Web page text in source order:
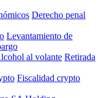
Derecho penal
Levantamiento de
al volante Retirada
Fiscalidad crypto